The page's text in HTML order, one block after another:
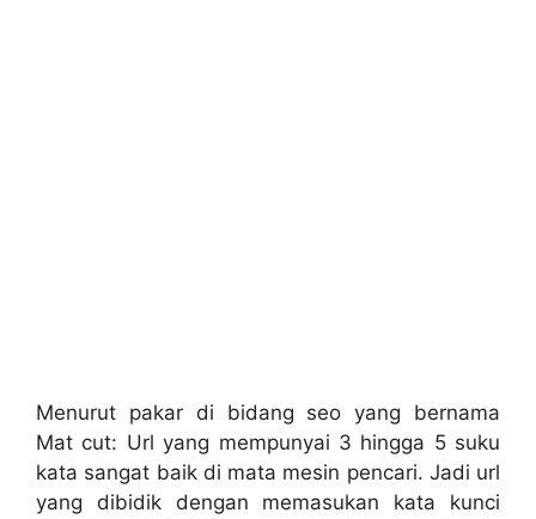
Menurut pakar di bidang seo yang bernama
Mat cut: Url yang mempunyai 3 hingga 5 suku
kata sangat baik di mata mesin pencari. Jadi url
yang dibidik dengan memasukan kata kunci